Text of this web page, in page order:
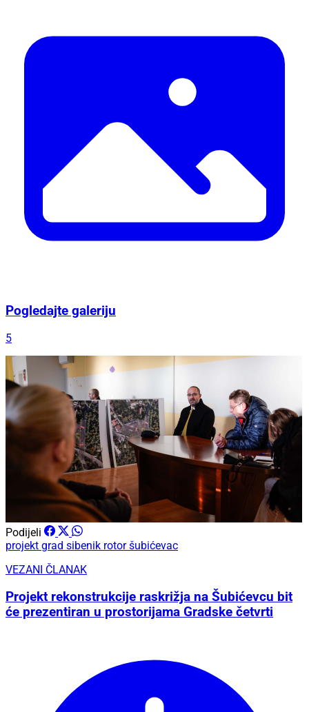
Pogledajte galeriju
5
Podijeli
projekt grad sibenik rotor šubićevac
VEZANI ČLANAK
Projekt rekonstrukcije raskrižja na Šubićevcu bit
će prezentiran u prostorijama Gradske četvrti